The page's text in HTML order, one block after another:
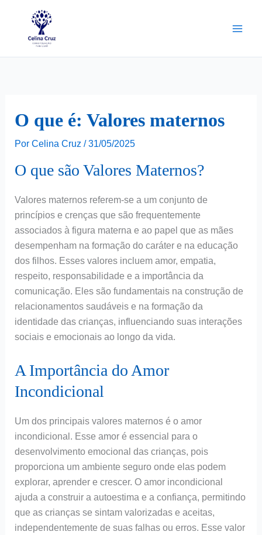
O que é: Valores maternos
Por Celina Cruz / 31/05/2025
O que são Valores Maternos?
Valores maternos referem-se a um conjunto de
princípios e crenças que são frequentemente
associados à figura materna e ao papel que as mães
desempenham na formação do caráter e na educação
dos filhos. Esses valores incluem amor, empatia,
respeito, responsabilidade e a importância da
comunicação. Eles são fundamentais na construção de
relacionamentos saudáveis e na formação da
identidade das crianças, influenciando suas interações
sociais e emocionais ao longo da vida.
A Importância do Amor
Incondicional
Um dos principais valores maternos é o amor
incondicional. Esse amor é essencial para o
desenvolvimento emocional das crianças, pois
proporciona um ambiente seguro onde elas podem
explorar, aprender e crescer. O amor incondicional
ajuda a construir a autoestima e a confiança, permitindo
que as crianças se sintam valorizadas e aceitas,
independentemente de suas falhas ou erros. Esse valor